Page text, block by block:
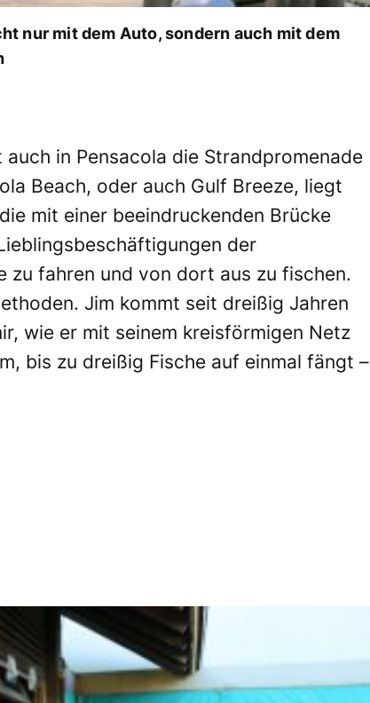
nur mit dem Auto, sondern auch mit dem
in Pensacola die Strandpromenade
Beach, oder auch Gulf Breeze, liegt
mit einer beeindruckenden Brücke
der
zu fahren und von dort aus zu fischen.
Jim kommt seit dreißig Jahren
wie er mit seinem kreisförmigen Netz
bis zu dreißig Fische auf einmal fängt –